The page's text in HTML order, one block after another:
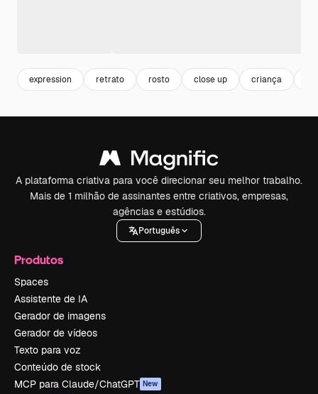
expression retrato rosto close up criança
A plataforma criativa para você direcionar seu melhor trabalho.
Mais de 1 milhão de assinantes entre criativos, empresas,
agências e estúdios.
Português
Produtos
Spaces
Assistente de IA
Gerador de imagens
Gerador de vídeos
Texto para voz
Conteúdo de stock
MCP para Claude/ChatGPT New